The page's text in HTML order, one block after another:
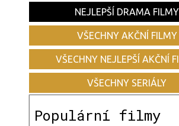
NEJLEPŠÍ DRAMA FILMY
VŠECHNY AKČNÍ FILMY
VŠECHNY NEJLEPŠÍ AKČNÍ
VŠECHNY SERIÁLY
Populární filmy